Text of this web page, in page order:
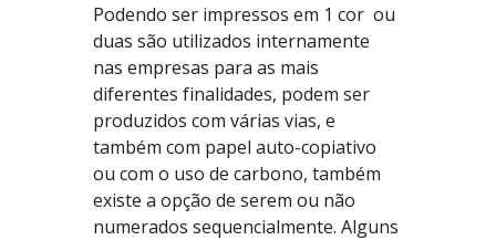
Podendo ser impressos em 1 cor ou
duas são utilizados internamente
nas empresas para as mais
diferentes finalidades, podem ser
produzidos com várias vias, e
também com papel auto-copiativo
ou com o uso de carbono, também
existe a opção de serem ou não
numerados sequencialmente. Alguns